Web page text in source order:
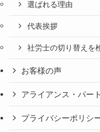
選ばれる理由
代表挨拶
社労士の切り替えを
お客様の声
アライアンス・パー
プライバシーポリシ